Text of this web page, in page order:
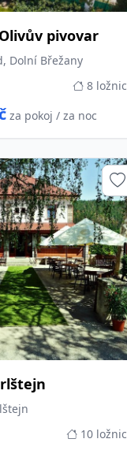
pivovar
Dolní Břežany
8 ložnic
za pokoj / za noc
10 ložnic